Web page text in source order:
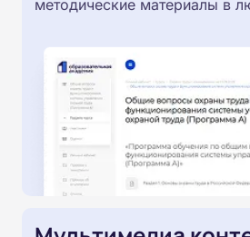
методические материалы в